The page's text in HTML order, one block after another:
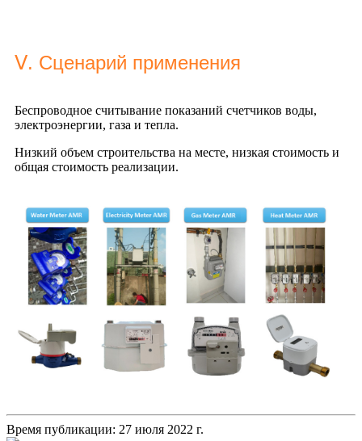
Ⅴ. Сценарий применения
Беспроводное считывание показаний счетчиков воды,
электроэнергии, газа и тепла.
Низкий объем строительства на месте, низкая стоимость и
общая стоимость реализации.
Время публикации: 27 июля 2022 г.